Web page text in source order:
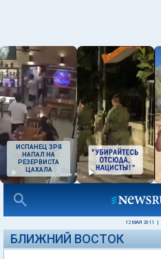
ИСПАНЕЦ ЗРЯ
НАПАЛ НА
РЕЗЕРВИСТА
ЦАХАЛА
12 МАЯ 2011
БЛИЖНИЙ ВОСТОК